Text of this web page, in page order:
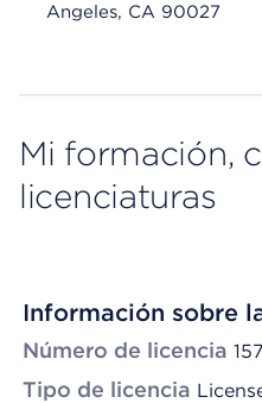
Angeles, CA 90027
Mi formación,
licenciaturas
Información sobre
Número de licencia
Tipo de licencia